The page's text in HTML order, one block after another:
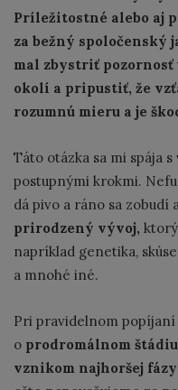
Príležitostné alebo aj
za bežný spoločenský
mal zbystriť pozornosť
okolí a pripustiť, že
rozumnú mieru a je
Táto otázka sa mi spája
postupnými krokmi.
dá pivo a ráno sa zobudí
prirodzený vývoj,
napríklad genetika,
a mnohé iné.
Pri pravidelnom
o prodromálnom
vznikom najhoršej